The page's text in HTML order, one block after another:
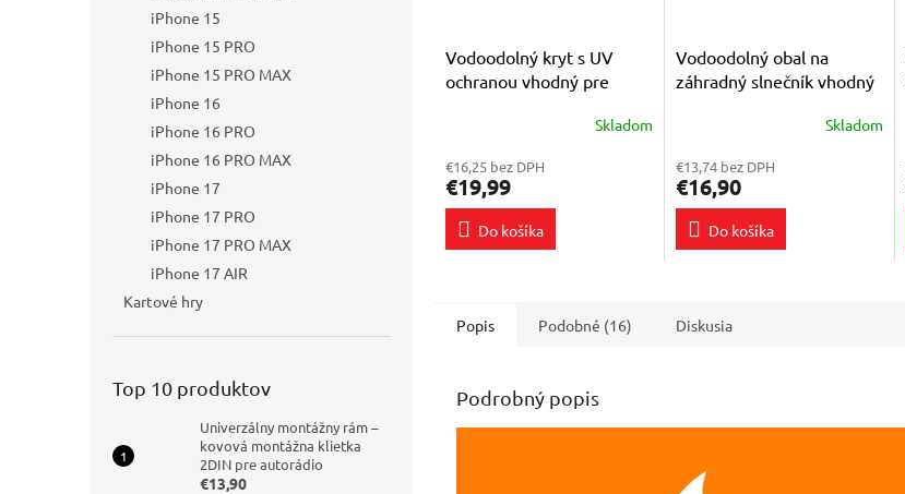
iPhone 15
iPhone 15 PRO
iPhone 15 PRO MAX
iPhone 16
iPhone 16 PRO
iPhone 16 PRO MAX
iPhone 17
iPhone 17 PRO
iPhone 17 PRO MAX
iPhone 17 AIR
Kartové hry
Top 10 produktov
Univerzálny montážny rám –
kovová montážna klietka
2DIN pre autorádio
€13,90
Vodoodolný kryt s UV
ochranou vhodný pre
produktu
je
5,0
5
Skladom
€16,25 bez DPH
€19,99
Do košíka
Vodoodolný obal na
záhradný slnečník vhodný
produktu
je
5,0
5
Skladom
€13,74 bez DPH
€16,90
Do košíka
Popis Podobné (16) Diskusia
Podrobný popis